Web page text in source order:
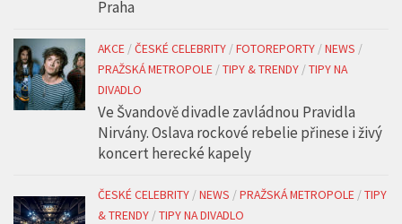
Praha
AKCE /ČESKÉ CELEBRITY /FOTOREPORTY /NEWS /
PRAŽSKÁ METROPOLE /TIPY & TRENDY /TIPY NA
DIVADLO
Ve Švandově divadle zavládnou Pravidla
Nirvány. Oslava rockové rebelie přinese i živý
koncert herecké kapely
ČESKÉ CELEBRITY /NEWS /PRAŽSKÁ METROPOLE /TIPY
& TRENDY /TIPY NA DIVADLO